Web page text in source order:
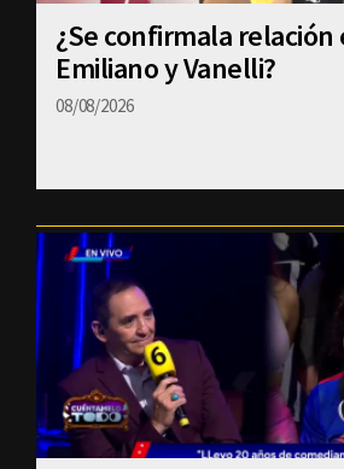
¿Se confirmala
Emiliano y Vanelli?
08/08/2026